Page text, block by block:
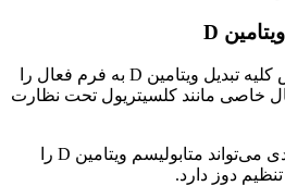
D
: عملکرد ناقص کلیه تبدیل ویتامین D به فرم فعال را
خاصی مانند کلسیتریول تحت نظارت
: اختلال کبدی می‌تواند متابولیسم ویتامین D را
دوز دارد.